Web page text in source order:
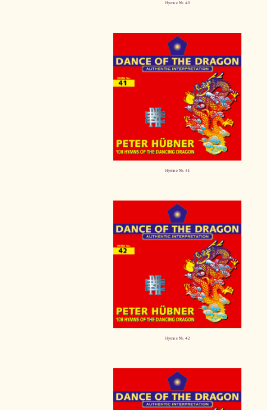
Hymne Nr. 40
Hymne Nr. 41
Hymne Nr. 42